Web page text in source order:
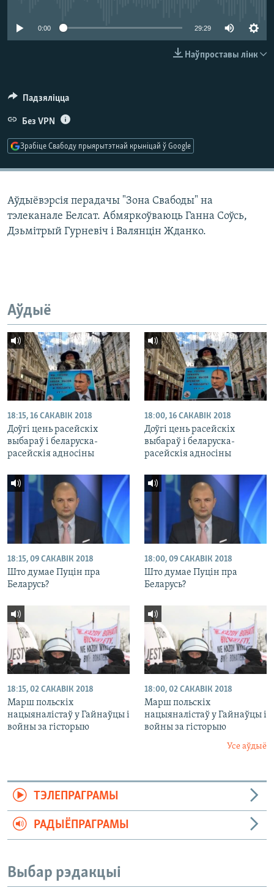
КАЛЯНДАР
НА ХВАЛЯХ СВАБОДЫ
0:00 29:29
Наўпроставы лінк
Падзяліцца
Без VPN
Зрабіце Свабоду прыярытэтнай крыніцай ў Google
Аўдыёвэрсія перадачы "Зона Свабоды" на
тэлеканале Белсат. Абмяркоўваюць Ганна Соўсь,
Дзьмітрый Гурневіч і Валянцін Жданко.
Аўдыё
18:15, 16 САКАВІК 2018
Доўгі цень расейскіх
выбараў і беларуска-
расейскія адносіны
18:00, 16 САКАВІК 2018
Доўгі цень расейскіх
выбараў і беларуска-
расейскія адносіны
18:15, 09 САКАВІК 2018
Што думае Пуцін пра
Беларусь?
18:00, 09 САКАВІК 2018
Што думае Пуцін пра
Беларусь?
18:15, 02 САКАВІК 2018
Марш польскіх
нацыяналістаў у Гайнаўцы і
войны за гісторыю
18:00, 02 САКАВІК 2018
Марш польскіх
нацыяналістаў у Гайнаўцы і
войны за гісторыю
Усе аўдыё
ТЭЛЕПРАГРАМЫ
РАДЫЁПРАГРАМЫ
Выбар рэдакцыі